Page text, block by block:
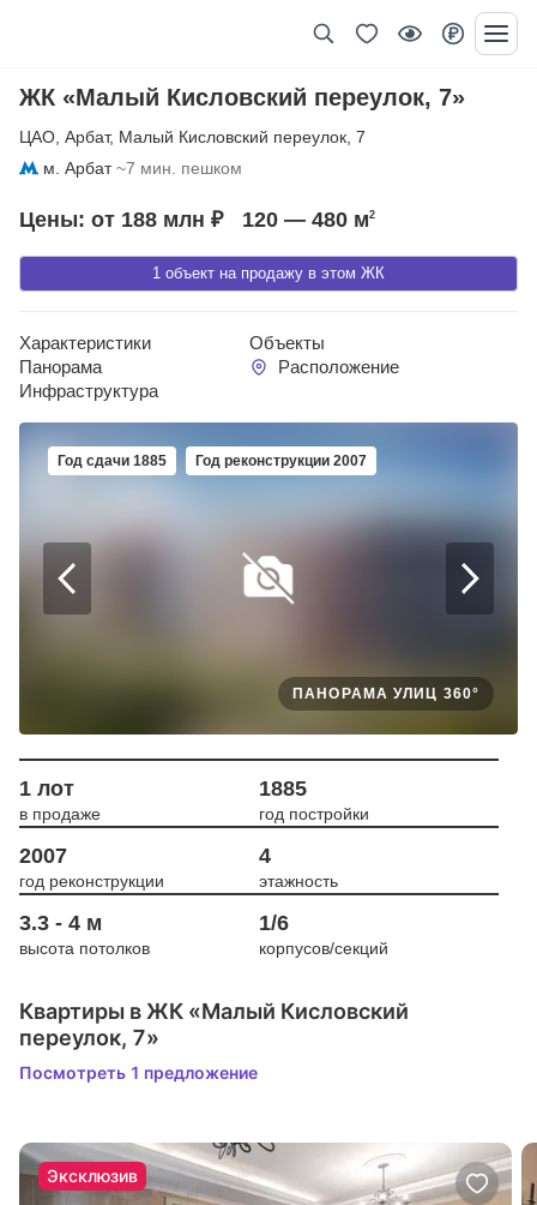
ЖК «Малый Кисловский переулок, 7»
ЦАО Арбат, Малый Кисловский переулок 7
м. Арбат ~7 мин. пешком
1 объект на продажу в этом ЖК
Цены: от 188 млн ₽ 120 — 480 м2
Характеристики
Объекты
Панорама
Расположение
Инфраструктура
Год сдачи 1885 Год реконструкции 2007
ПАНОРАМА УЛИЦ 360°
1 лот
в продаже
1885
год постройки
2007
год реконструкции
4
этажность
3.3 - 4 м
высота потолков
1/6
корпусов/секций
Квартиры в ЖК «Малый Кисловский
переулок, 7»
Посмотреть 1 предложение
Эксклюзив